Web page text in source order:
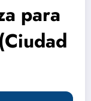
para